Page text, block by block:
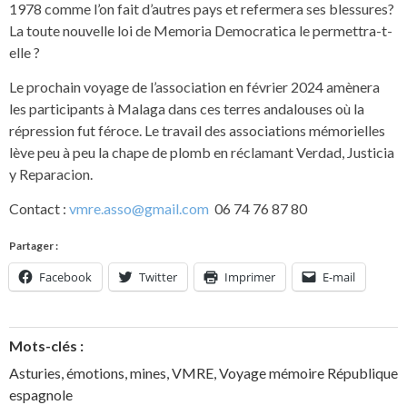
1978 comme l’on fait d’autres pays et refermera ses blessures?
La toute nouvelle loi de Memoria Democratica le permettra-t-
elle ?
Le prochain voyage de l’association en février 2024 amènera
les participants à Malaga dans ces terres andalouses où la
répression fut féroce. Le travail des associations mémorielles
lève peu à peu la chape de plomb en réclamant Verdad, Justicia
y Reparacion.
Contact : vmre.asso@gmail.com 06 74 76 87 80
Partager :
Facebook Twitter Imprimer E-mail
Mots-clés :
Asturies,émotions,mines,VMRE,Voyage mémoire République
espagnole